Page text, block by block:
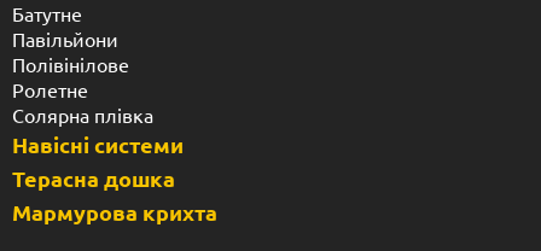
Батутне
Павільйони
Полівінілове
Ролетне
Солярна плівка
Навісні системи
Терасна дошка
Мармурова крихта